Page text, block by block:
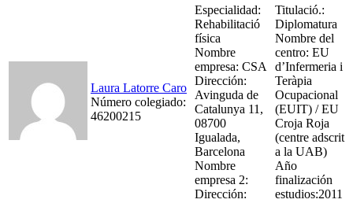
Laura Latorre Caro
Número colegiado:
46200215
Especialidad:
Rehabilitació
física
Nombre
empresa: CSA
Dirección:
Avinguda de
Catalunya 11,
08700
Igualada,
Barcelona
Nombre
empresa 2:
Dirección:
Titulació.:
Diplomatura
Nombre del
centro: EU
d’Infermeria i
Teràpia
Ocupacional
(EUIT) / EU
Croja Roja
(centre adscrit
a la UAB)
Año
finalización
estudios:2011